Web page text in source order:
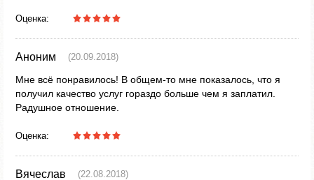
Оценка:
Аноним (20.09.2018)
Мне всё понравилось! В общем-то мне показалось, что я
получил качество услуг гораздо больше чем я заплатил.
Радушное отношение.
Оценка:
Вячеслав (22.08.2018)